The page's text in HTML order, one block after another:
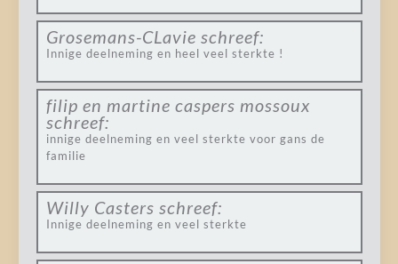
Grosemans-CLavie schreef:
Innige deelneming en heel veel sterkte !
filip en martine caspers mossoux
schreef:
innige deelneming en veel sterkte voor gans de
familie
Willy Casters schreef:
Innige deelneming en veel sterkte